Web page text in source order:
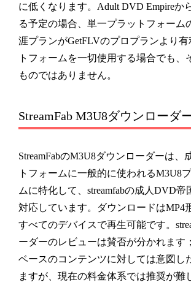
に低くなります。Adult DVD Empireか
る予定の場合、単一プラットフォーム
涯プランがGetFLVのプロプランより
トフォームを一切使用する場合でも、
ものではありません。
StreamFab M3U8ダウンローダ
StreamFabのM3U8ダウンローダーは、
トフォームに一般的に使われるM3U8
ムに特化して、streamfabの成人DVD
対応しています。ダウンロードはMP4
すべてのデバイスで再生可能です。
ーダーのレビューは賛否が分かれます
ベースのコンテンツに対しては意図し
ますが、現在の料金体系では推奨が難